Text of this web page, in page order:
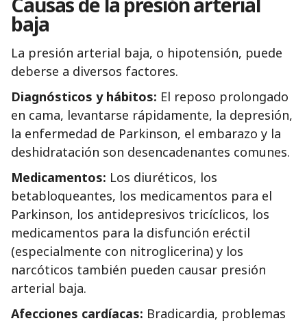
baja
La presión arterial baja, o hipotensión, puede
deberse a diversos factores.
Diagnósticos y hábitos: El reposo prolongado
en cama, levantarse rápidamente, la depresión,
la enfermedad de Parkinson, el embarazo y la
deshidratación son desencadenantes comunes.
Medicamentos: Los diuréticos, los
betabloqueantes, los medicamentos para el
Parkinson, los antidepresivos tricíclicos, los
medicamentos para la disfunción eréctil
(especialmente con nitroglicerina) y los
narcóticos también pueden causar presión
arterial baja.
Afecciones cardíacas: Bradicardia, problemas